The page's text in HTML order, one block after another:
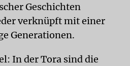
Geschichten
verknüpft mit einer
Generationen.
In der Tora sind die